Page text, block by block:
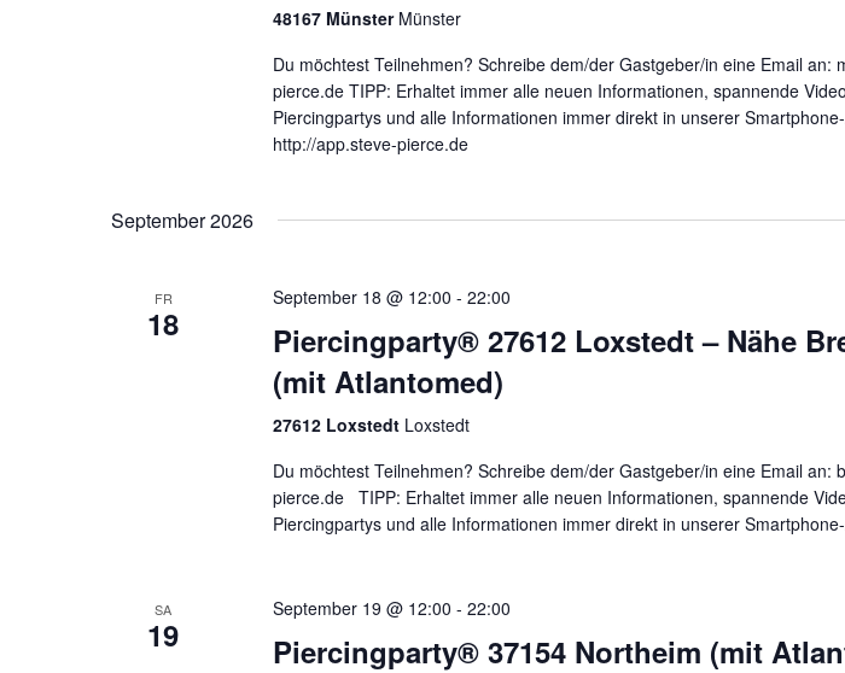
48167 Münster Münster
Du möchtest Teilnehmen? Schreibe dem/der Gastgeber/in eine Email an:
pierce.de TIPP: Erhaltet immer alle neuen Informationen, spannende
Piercingpartys und alle Informationen immer direkt in unserer
http://app.steve-pierce.de
September 2026
FR
18
September 18 @ 12:00 -22:00
Piercingparty® 27612 Loxstedt – Nähe
(mit Atlantomed)
27612 Loxstedt Loxstedt
Du möchtest Teilnehmen? Schreibe dem/der Gastgeber/in eine Email an:
pierce.de TIPP: Erhaltet immer alle neuen Informationen, spannende
Piercingpartys und alle Informationen immer direkt in unserer
SA
19
September 19 @ 12:00 -22:00
Piercingparty® 37154 Northeim (mit